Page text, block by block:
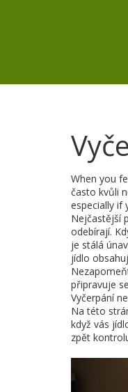
When you
často kvůli
especially if
Nejčastější
odebírají.
je stálá
jídlo
připravuje
Vyčerpání
Na této
když vás
zpět